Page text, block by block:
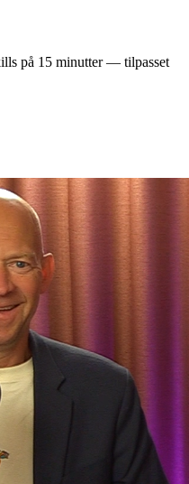
på 15 minutter — tilpasset